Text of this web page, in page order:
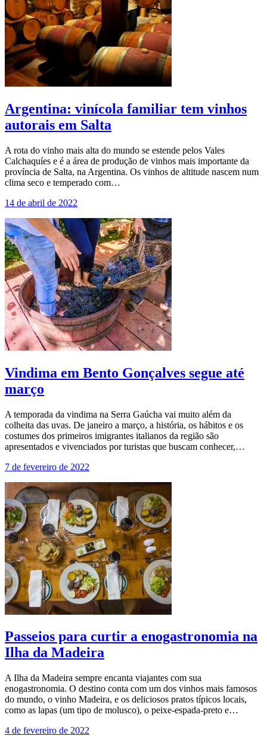
Argentina: vinícola familiar tem vinhos
autorais em Salta
A rota do vinho mais alta do mundo se estende pelos Vales
Calchaquíes e é a área de produção de vinhos mais importante da
província de Salta, na Argentina. Os vinhos de altitude nascem num
clima seco e temperado com…
14 de abril de 2022
Vindima em Bento Gonçalves segue até
março
A temporada da vindima na Serra Gaúcha vai muito além da
colheita das uvas. De janeiro a março, a história, os hábitos e os
costumes dos primeiros imigrantes italianos da região são
apresentados e vivenciados por turistas que buscam conhecer,…
7 de fevereiro de 2022
Passeios para curtir a enogastronomia na
Ilha da Madeira
A Ilha da Madeira sempre encanta viajantes com sua
enogastronomia. O destino conta com um dos vinhos mais famosos
do mundo, o vinho Madeira, e os deliciosos pratos típicos locais,
como as lapas (um tipo de molusco), o peixe-espada-preto e…
4 de fevereiro de 2022